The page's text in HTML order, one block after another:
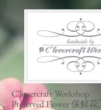
C'lovercraft Workshop
Preserved Flower 保鮮